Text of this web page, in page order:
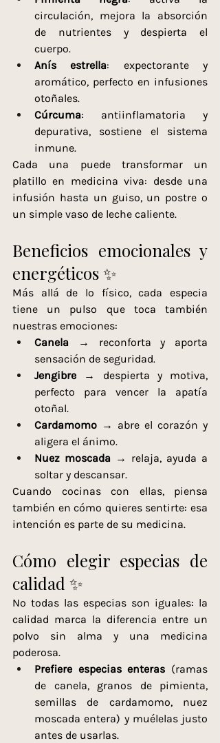
circulación, mejora la absorción
de nutrientes y despierta el
cuerpo.
Anís estrella: expectorante y
aromático, perfecto en infusiones
otoñales.
Cúrcuma: antiinflamatoria y
depurativa, sostiene el sistema
inmune.
Cada una puede transformar un
platillo en medicina viva: desde una
infusión hasta un guiso, un postre o
un simple vaso de leche caliente.
Beneficios emocionales y
energéticos ✨
Más allá de lo físico, cada especia
tiene un pulso que toca también
nuestras emociones:
Canela → reconforta y aporta
sensación de seguridad.
Jengibre → despierta y motiva,
perfecto para vencer la apatía
otoñal.
Cardamomo → abre el corazón y
aligera el ánimo.
Nuez moscada → relaja, ayuda a
soltar y descansar.
Cuando cocinas con ellas, piensa
también en cómo quieres sentirte: esa
intención es parte de su medicina.
Cómo elegir especias de
calidad ✨
No todas las especias son iguales: la
calidad marca la diferencia entre un
polvo sin alma y una medicina
poderosa.
Prefiere especias enteras (ramas
de canela, granos de pimienta,
semillas de cardamomo, nuez
moscada entera) y muélelas justo
antes de usarlas.